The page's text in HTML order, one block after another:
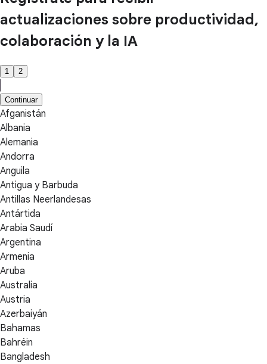
actualizaciones sobre productividad,
colaboración y la IA
1 2
Continuar
Afganistán
Albania
Alemania
Andorra
Anguila
Antigua y Barbuda
Antillas Neerlandesas
Antártida
Arabia Saudí
Argentina
Armenia
Aruba
Australia
Austria
Azerbaiyán
Bahamas
Bahréin
Bangladesh